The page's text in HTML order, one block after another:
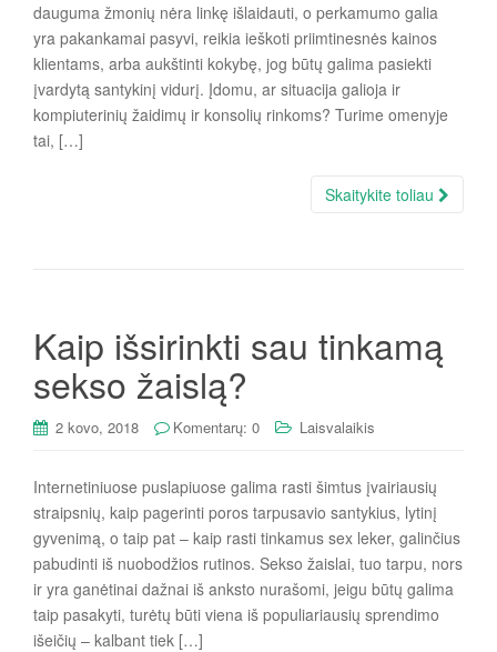
dauguma žmonių nėra linkę išlaidauti, o perkamumo galia
yra pakankamai pasyvi, reikia ieškoti priimtinesnės kainos
klientams, arba aukštinti kokybę, jog būtų galima pasiekti
įvardytą santykinį vidurį. Įdomu, ar situacija galioja ir
kompiuterinių žaidimų ir konsolių rinkoms? Turime omenyje
tai, […]
Skaitykite toliau
Kaip išsirinkti sau tinkamą
sekso žaislą?
2 kovo, 2018 Komentarų: 0 Laisvalaikis
Internetiniuose puslapiuose galima rasti šimtus įvairiausių
straipsnių, kaip pagerinti poros tarpusavio santykius, lytinį
gyvenimą, o taip pat – kaip rasti tinkamus sex leker, galinčius
pabudinti iš nuobodžios rutinos. Sekso žaislai, tuo tarpu, nors
ir yra ganėtinai dažnai iš anksto nurašomi, jeigu būtų galima
taip pasakyti, turėtų būti viena iš populiariausių sprendimo
išeičių – kalbant tiek […]